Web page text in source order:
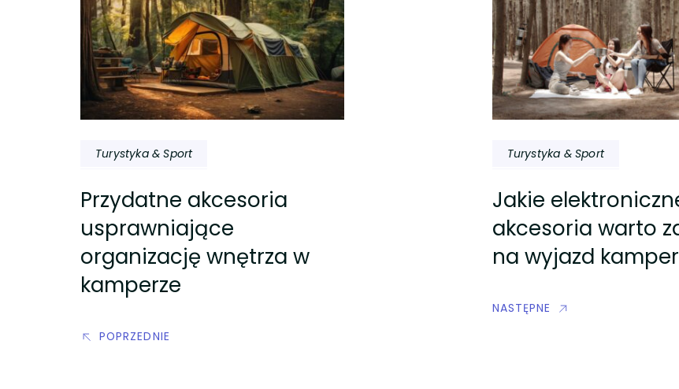
wpisu
Turystyka & Sport
Przydatne akcesoria
usprawniające
organizację wnętrza w
kamperze
POPRZEDNIE
Turystyka & Sport
Jakie
akcesoria warto
na wyjazd
NASTĘPNE